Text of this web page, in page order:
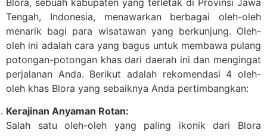
Tengah, Indonesia, menawarkan berbagai oleh-oleh
menarik bagi para wisatawan yang berkunjung. Oleh-
oleh ini adalah cara yang bagus untuk membawa pulang
potongan-potongan khas dari daerah ini dan mengingat
perjalanan Anda. Berikut adalah rekomendasi 4 oleh-
oleh khas Blora yang sebaiknya Anda pertimbangkan:
Kerajinan Anyaman Rotan:
Salah satu oleh-oleh yang paling ikonik dari Blora